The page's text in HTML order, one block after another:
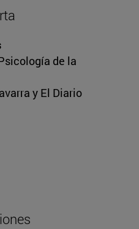
de la
y El Diario